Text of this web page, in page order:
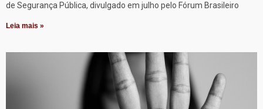
de Segurança Pública, divulgado em julho pelo Fórum Brasileiro
Leia mais »